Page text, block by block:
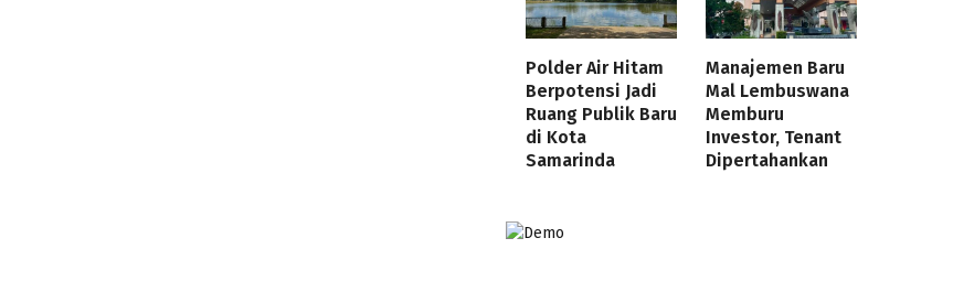
Polder Air Hitam
Berpotensi Jadi
Ruang Publik Baru
di Kota
Samarinda
Manajemen Baru
Mal Lembuswana
Memburu
Investor, Tenant
Dipertahankan